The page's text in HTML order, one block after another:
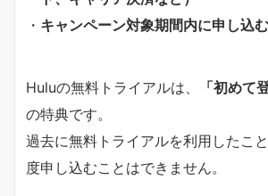
・ キャンペーン対象期間内に申し込
Huluの無料トライアルは、
「初めて
の特典です。
過去に無料トライアルを利用したこ
度申し込むことはできません。